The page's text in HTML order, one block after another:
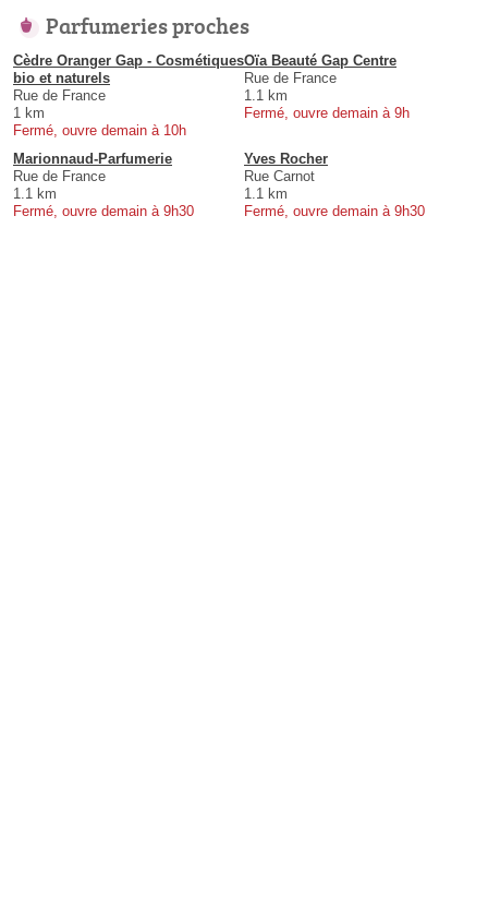
Parfumeries proches
Cèdre Oranger Gap - Cosmétiques
bio et naturels
Rue de France
1 km
Fermé, ouvre demain à 10h
Oïa Beauté Gap Centre
Rue de France
1.1 km
Fermé, ouvre demain à 9h
Marionnaud-Parfumerie
Rue de France
1.1 km
Fermé, ouvre demain à 9h30
Yves Rocher
Rue Carnot
1.1 km
Fermé, ouvre demain à 9h30